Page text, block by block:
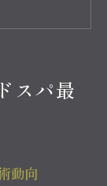
由とは
ヘッドスパ活
めのコツ
スパ最
動向